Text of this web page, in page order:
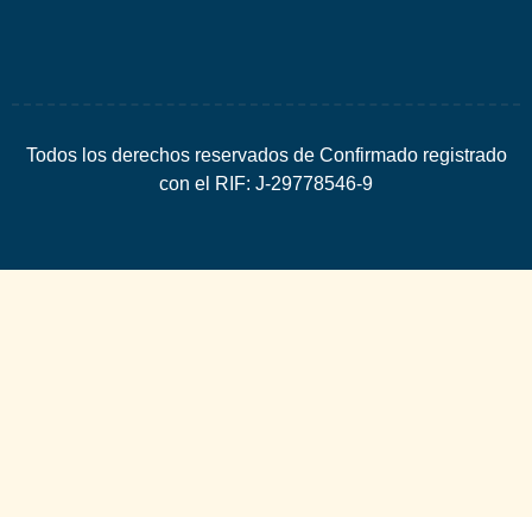
Todos los derechos reservados de Confirmado registrado
con el RIF: J-29778546-9